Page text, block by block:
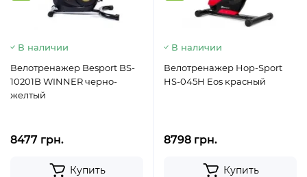
В наличии
Велотренажер Besport BS-
10201B WINNER черно-
желтый
8477 грн.
Купить
В наличии
Велотренажер Hop-Sport
HS-045H Eos красный
8798 грн.
Купить